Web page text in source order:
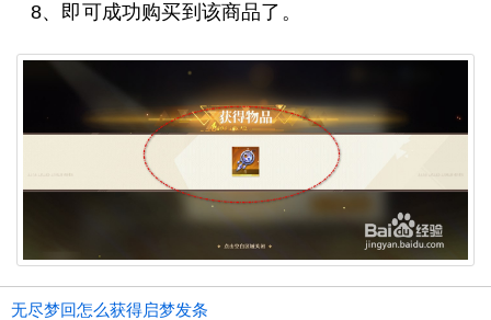
8、即可成功购买到该商品了。
无尽梦回怎么获得启梦发条